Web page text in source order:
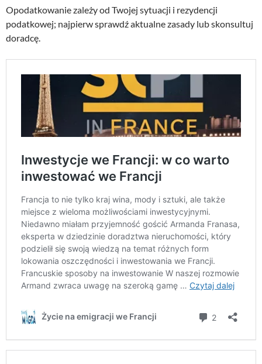
Opodatkowanie zależy od Twojej sytuacji i rezydencji
podatkowej; najpierw sprawdź aktualne zasady lub skonsultuj
doradcę.